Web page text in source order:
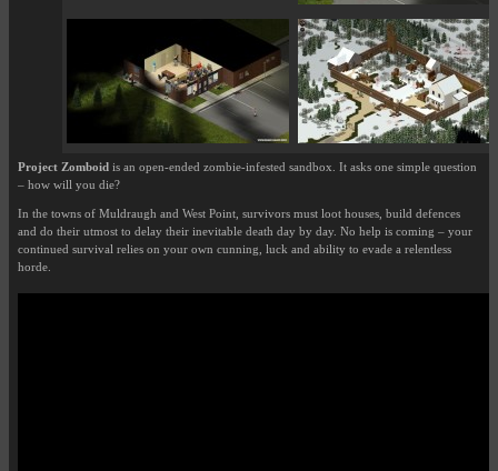
Project Zomboid is an open-ended zombie-infested sandbox. It asks one simple question
– how will you die?
In the towns of Muldraugh and West Point, survivors must loot houses, build defences
and do their utmost to delay their inevitable death day by day. No help is coming – your
continued survival relies on your own cunning, luck and ability to evade a relentless
horde.